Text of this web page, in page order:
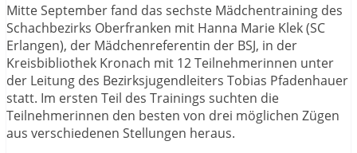
Mitte September fand das sechste Mädchentraining des
Schachbezirks Oberfranken mit Hanna Marie Klek (SC
Erlangen), der Mädchenreferentin der BSJ, in der
Kreisbibliothek Kronach mit 12 Teilnehmerinnen unter
der Leitung des Bezirksjugendleiters Tobias Pfadenhauer
statt. Im ersten Teil des Trainings suchten die
Teilnehmerinnen den besten von drei möglichen Zügen
aus verschiedenen Stellungen heraus.